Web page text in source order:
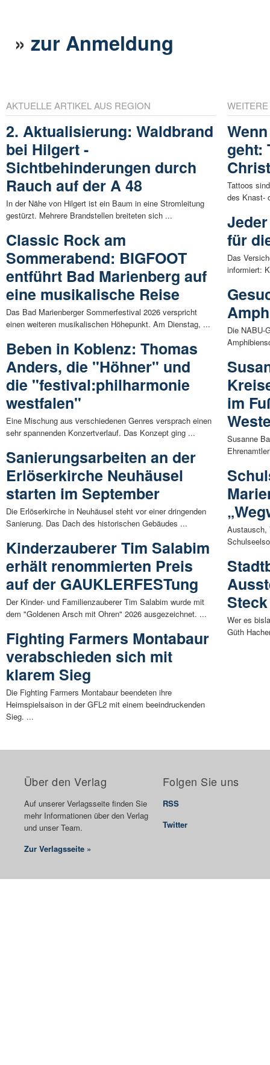
»zur Anmeldung
AKTUELLE ARTIKEL AUS REGION
2. Aktualisierung: Waldbrand
bei Hilgert -
Sichtbehinderungen durch
Rauch auf der A 48
In der Nähe von Hilgert ist ein Baum in eine Stromleitung
gestürzt. Mehrere Brandstellen breiteten sich ...
Classic Rock am
Sommerabend: BIGFOOT
entführt Bad Marienberg auf
eine musikalische Reise
Das Bad Marienberger Sommerfestival 2026 verspricht
einen weiteren musikalischen Höhepunkt. Am Dienstag, ...
Beben in Koblenz: Thomas
Anders, die "Höhner" und
die "festival:philharmonie
westfalen"
Eine Mischung aus verschiedenen Genres versprach einen
sehr spannenden Konzertverlauf. Das Konzept ging ...
Sanierungsarbeiten an der
Erlöserkirche Neuhäusel
starten im September
Die Erlöserkirche in Neuhäusel steht vor einer dringenden
Sanierung. Das Dach des historischen Gebäudes ...
Kinderzauberer Tim Salabim
erhält renommierten Preis
auf der GAUKLERFESTung
Der Kinder- und Familienzauberer Tim Salabim wurde mit
dem "Goldenen Arsch mit Ohren" 2026 ausgezeichnet. ...
Fighting Farmers Montabaur
verabschieden sich mit
klarem Sieg
Die Fighting Farmers Montabaur beendeten ihre
Heimspielsaison in der GFL2 mit einem beeindruckenden
Sieg. ...
geht:
Tattoos
des Knast-
für
Das
informiert:
Die NABU-
im
Susanne
Austausch,
Wer es
Güth
Über den Verlag
Auf unserer Verlagsseite finden Sie
mehr Informationen über den Verlag
und unser Team.
Zur Verlagsseite »
Folgen Sie uns
RSS
Twitter